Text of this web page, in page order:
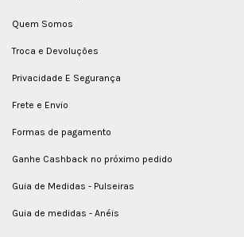
Quem Somos
Troca e Devoluções
Privacidade E Segurança
Frete e Envio
Formas de pagamento
Ganhe Cashback no próximo pedido
Guia de Medidas - Pulseiras
Guia de medidas - Anéis